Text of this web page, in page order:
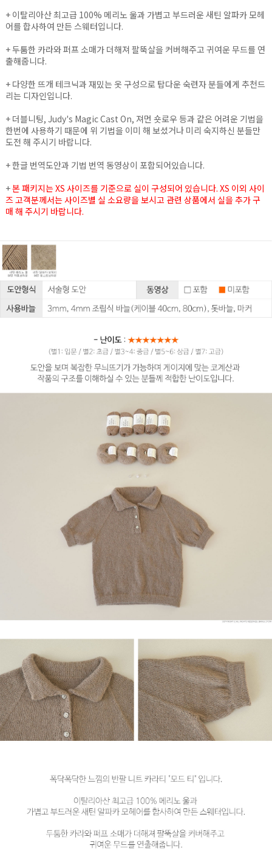
+ 이탈리아산 최고급 100% 메리노 울과 가볍고 부드러운 새틴 알파카 모헤
어를 합사하여 만든 스웨터입니다.
+ 두툼한 카라와 퍼프 소매가 더해져 팔뚝살을 커버해주고 귀여운 무드를 연
출해줍니다.
+ 다양한 뜨개 테크닉과 재밌는 옷 구성으로 탑다운 숙련자 분들에게 추천드
리는 디자인입니다.
+ 더블니팅, Judy's Magic Cast On, 져먼 숏로우 등과 같은 어려운 기법을
한번에 사용하기 때문에 위 기법을 이미 해 보셨거나 미리 숙지하신 분들만
도전 해 주시기 바랍니다.
+ 한글 번역도안과 기법 번역 동영상이 포함되어있습니다.
+본 패키지는 XS 사이즈를 기준으로 실이 구성되어 있습니다. XS 이외 사이
즈 고객분께서는 사이즈별 실 소요량을 보시고 관련 상품에서 실을 추가 구
매 해 주시기 바랍니다.